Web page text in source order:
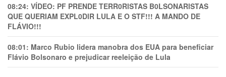
08:24: VÍDEO: PF PRENDE TERR0RlSTAS B0LSONARlSTAS
QUE QUERIAM EXPL0DlR LULA E O STF!!! A MANDO DE
FLÁVIO!!!
08:01: Marco Rubio lidera manobra dos EUA para beneficiar
Flávio Bolsonaro e prejudicar reeleição de Lula